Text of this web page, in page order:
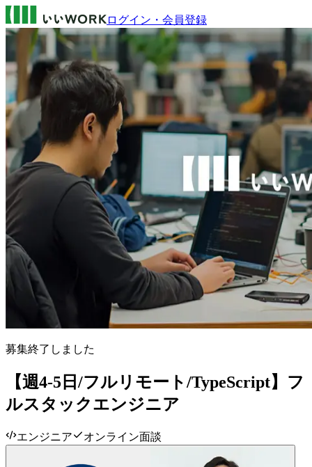
ログイン・会員登録
募集終了しました
【週4-5日/フルリモート/TypeScript】フ
ルスタックエンジニア
エンジニア オンライン面談